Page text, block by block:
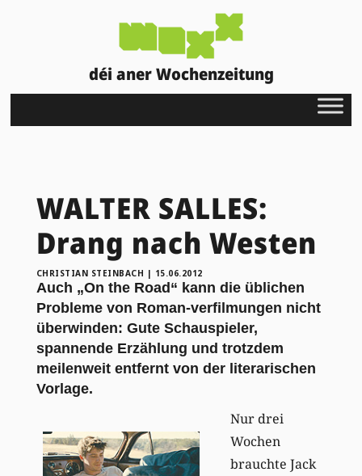
déi aner Wochenzeitung
WALTER SALLES:
Drang nach Westen
CHRISTIAN STEINBACH | 15.06.2012
Auch „On the Road“ kann die üblichen
Probleme von Roman-verfilmungen nicht
überwinden: Gute Schauspieler,
spannende Erzählung und trotzdem
meilenweit entfernt von der literarischen
Vorlage.
Nur drei
Wochen
brauchte Jack